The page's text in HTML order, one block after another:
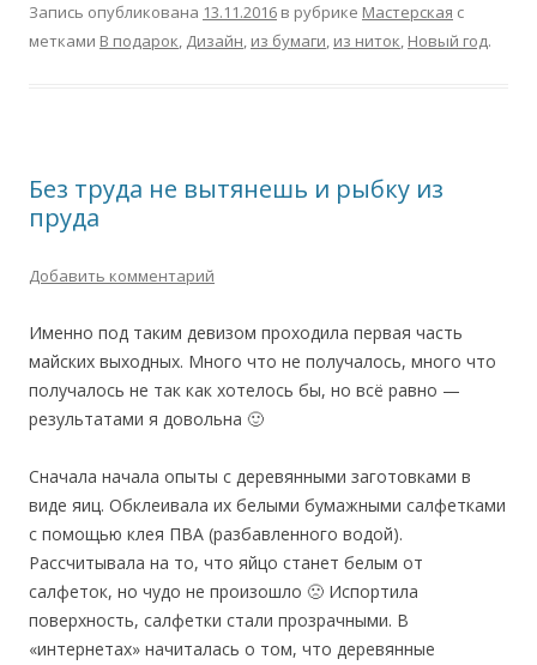
Запись опубликована 13.11.2016 в рубрике Мастерская с
метками В подарок, Дизайн, из бумаги, из ниток, Новый год.
Без труда не вытянешь и рыбку из
пруда
Добавить комментарий
Именно под таким девизом проходила первая часть
майских выходных. Много что не получалось, много что
получалось не так как хотелось бы, но всё равно —
результатами я довольна 🙂
Сначала начала опыты с деревянными заготовками в
виде яиц. Обклеивала их белыми бумажными салфетками
с помощью клея ПВА (разбавленного водой).
Рассчитывала на то, что яйцо станет белым от
салфеток, но чудо не произошло 🙁 Испортила
поверхность, салфетки стали прозрачными. В
«интернетах» начиталась о том, что деревянные